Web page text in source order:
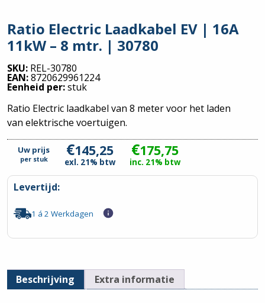
Ratio Electric Laadkabel EV | 16A
11kW – 8 mtr. | 30780
SKU: REL-30780
EAN:8720629961224
Eenheid per:stuk
Ratio Electric laadkabel van 8 meter voor het laden
van elektrische voertuigen.
Uw prijs
per stuk €145,25
exl. 21% btw
€175,75
inc. 21% btw
Levertijd:
1 á 2 Werkdagen
Beschrijving Extra informatie